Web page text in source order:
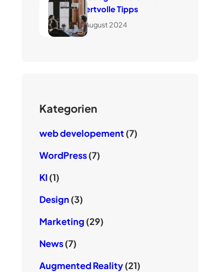
wertvolle Tipps
7. August 2024
Kategorien
web developement (7)
WordPress(7)
KI (1)
Design (3)
Marketing (29)
News(7)
Augmented Reality(21)